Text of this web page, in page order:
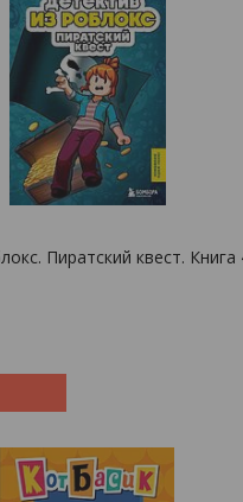
Пиратский квест. Книга